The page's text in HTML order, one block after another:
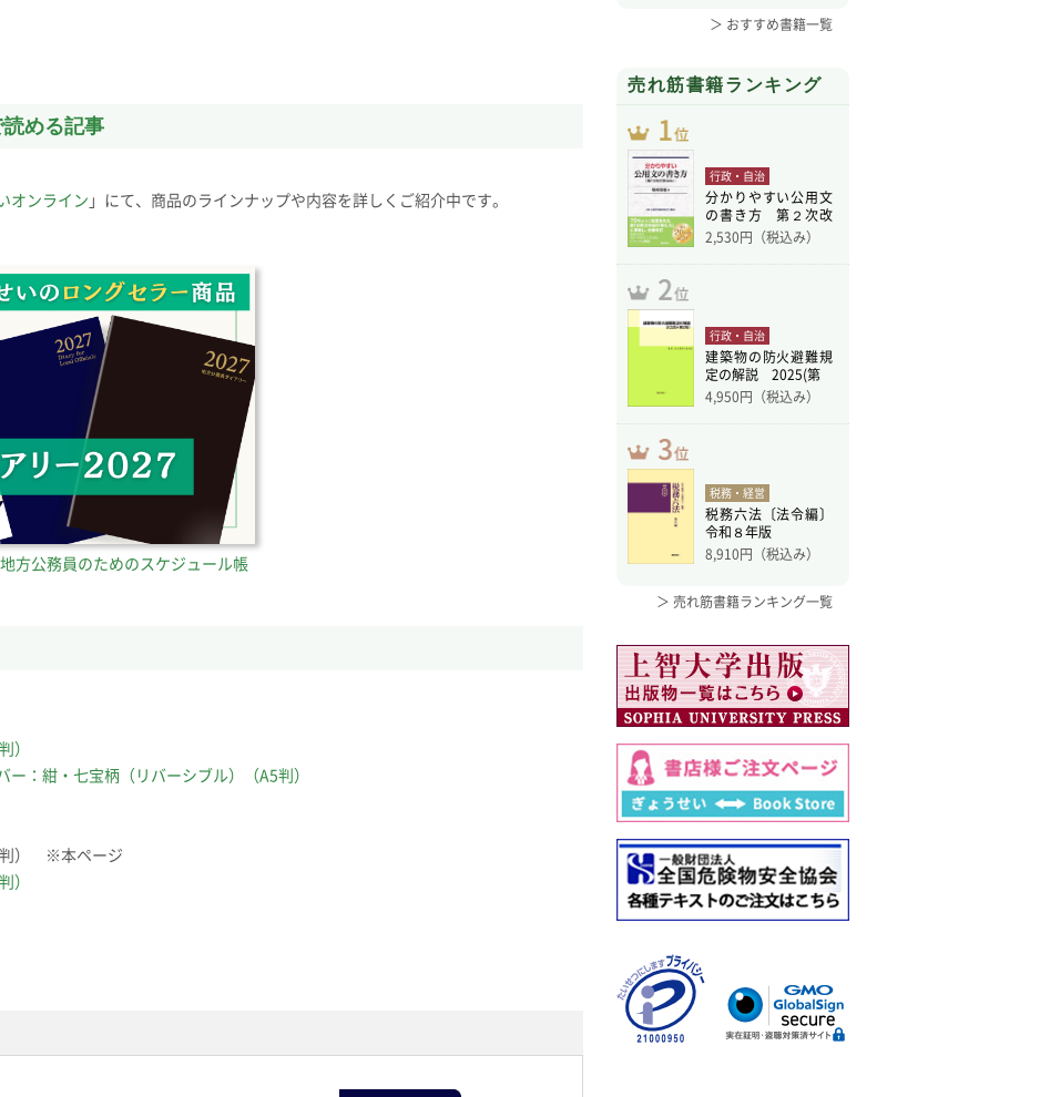
める記事
オンライン 」にて、商品のラインナップや内容を詳しくご紹介中です。
方公務員のためのスケジュール帳
）
：紺・七宝柄（リバーシブル）（A5判）
判） ※本ページ
）
＞ おすすめ書籍一覧
売れ筋書籍ランキング
行政・自治
分かりやすい公用文
の書き方 第２次改
訂版
2,530円（税込み）
行政・自治
建築物の防火避難規
定の解説 2025(第
4,950円（税込み）
税務・経営
税務六法〔法令編〕
令和８年版
8,910円（税込み）
＞ 売れ筋書籍ランキング一覧